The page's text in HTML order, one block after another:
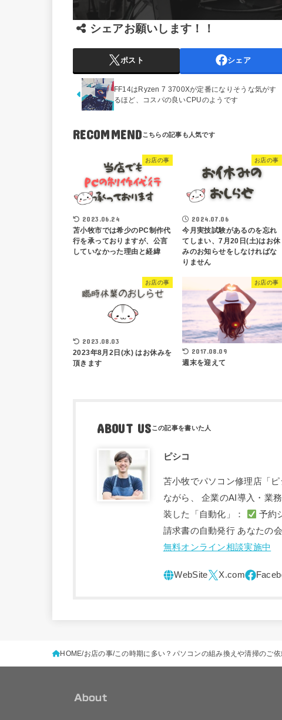
シェアお願いします！！
ポスト シェア
FF14はRyzen 7 3700Xが定番になりそうな気がす
るほど、コスパの良いCPUのようです
RECOMMEND
お店の事
2023.06.24
苫小牧市では希少のPC制作代
行を承っておりますが、公言
していなかった理由と経緯
お店の事
2024.07.06
今月実技試験があるのを忘れ
てしまい、7月20日(土)はお休
みのお知らせをしなければな
りません
お店の事
2023.08.03
2023年8月2日(水) はお休みを
頂きます
お店の事
2017.08.09
週末を迎えて
ABOUT US
ピシコ
苫小牧でパソコン修理店「
ながら、 企業のAI導入・業
装した「自動化」：
予約
請求書の自動発行 あなたの
無料オンライン相談実施中
HOME お店の事 この時期に多い？パソコンの組み換えや清掃のご依
About